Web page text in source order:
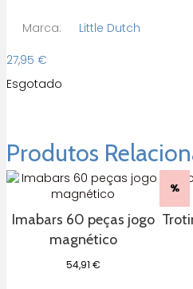
Marca:
Little Dutch
27,95 €
Esgotado
Produtos
Imabars 60 peças jogo
magnético
54,91 €
%